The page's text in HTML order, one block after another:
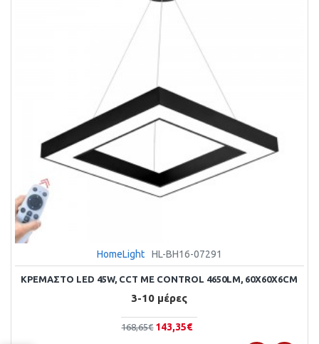
HomeLight HL-BH16-07291
ΚΡΕΜΑΣΤΌ LED 45W, CCT ΜΕ CONTROL 4650LM, 60X60X6CM
3-10 μέρες
168,65€ 143,35€